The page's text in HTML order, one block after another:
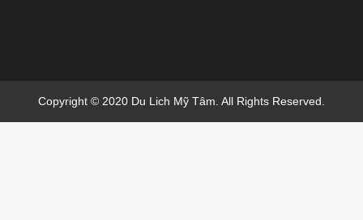
Copyright © 2020 Du Lich Mỹ Tâm. All Rights Reserved.